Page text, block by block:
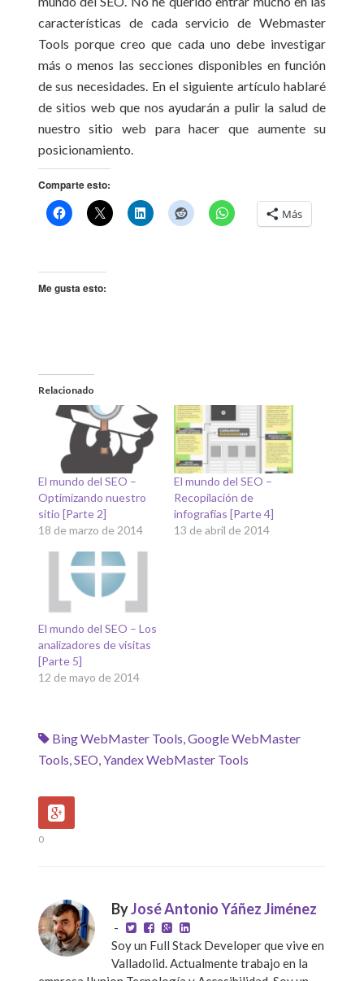
características de cada servicio de Webmaster
Tools porque creo que cada uno debe investigar
más o menos las secciones disponibles en función
de sus necesidades. En el siguiente artículo hablaré
de sitios web que nos ayudarán a pulir la salud de
nuestro sitio web para hacer que aumente su
posicionamiento.
Comparte esto:
Más
Me gusta esto:
Relacionado
El mundo del SEO –
Optimizando nuestro
sitio [Parte 2]
18 de marzo de 2014
El mundo del SEO –
Recopilación de
infografías [Parte 4]
13 de abril de 2014
El mundo del SEO – Los
analizadores de visitas
[Parte 5]
12 de mayo de 2014
Bing WebMaster Tools,Google WebMaster
Tools,SEO,Yandex WebMaster Tools
0
ByJosé Antonio Yáñez Jiménez
-
Soy un Full Stack Developer que vive en
Valladolid. Actualmente trabajo en la